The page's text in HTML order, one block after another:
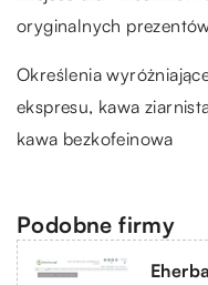
oryginalnych
Określenia
ekspresu, kawa
kawa bezkofeinowa
Podobne firmy